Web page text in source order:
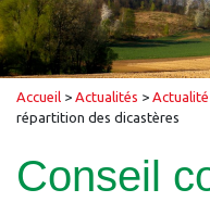
Accueil > Actualités > Actualité
répartition des dicastères
Conseil